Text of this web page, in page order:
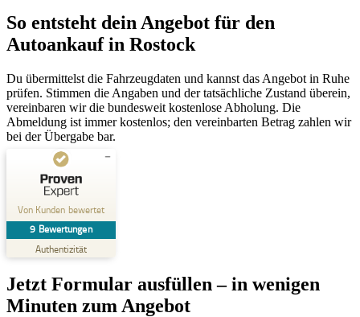
So entsteht dein Angebot für den
Autoankauf in Rostock
Du übermittelst die Fahrzeugdaten und kannst das Angebot in Ruhe
prüfen. Stimmen die Angaben und der tatsächliche Zustand überein,
vereinbaren wir die bundesweit kostenlose Abholung. Die
Abmeldung ist immer kostenlos; den vereinbarten Betrag zahlen wir
bei der Übergabe bar.
Von Kunden bewertet
9 Bewertungen
Authentizität
Kundenbewertungen und Erfahrungen zu
AutoSchnellAnkauf
SEHR GUT
9
Jetzt Formular ausfüllen – in wenigen
Minuten zum Angebot